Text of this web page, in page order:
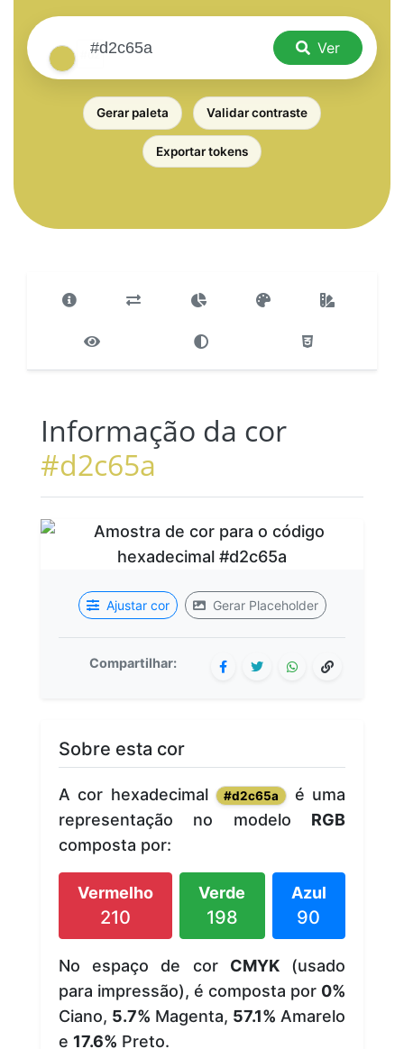
Ver
Gerar paleta Validar contraste
Exportar tokens
Informação da cor
#d2c65a
Ajustar cor Gerar Placeholder
Compartilhar:
Sobre esta cor
A cor hexadecimal #d2c65a
é uma
representação no modelo RGB
composta por:
Vermelho
210
Verde
198
Azul
90
No espaço de cor CMYK(usado
para impressão), é composta por 0%
Ciano, 5.7% Magenta, 57.1% Amarelo
e 17.6% Preto.